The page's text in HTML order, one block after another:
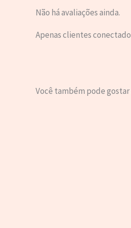
Não há avaliações ainda.
Apenas clientes
Você também pode